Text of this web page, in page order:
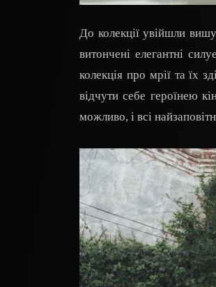
До колекції увійшли
витончені елегантні
колекція про мрії та їх
відчути себе героїнею
можливо, і всі